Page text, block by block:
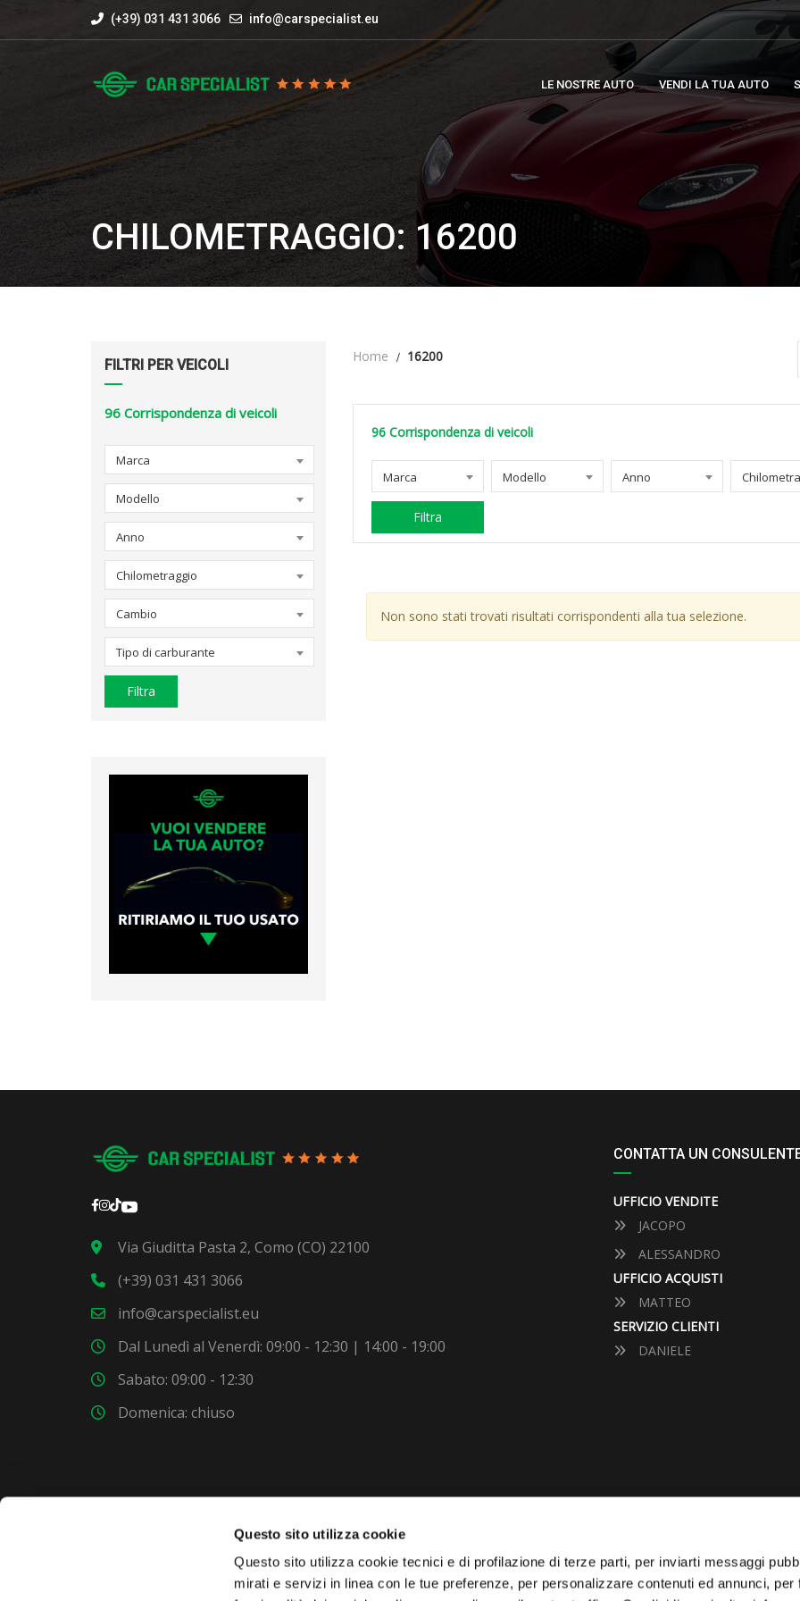
Questo sito utilizza cookie
Questo sito utilizza cookie tecnici e di profilazione di terze parti, per inviarti messaggi
mirati e servizi in linea con le tue preferenze, per personalizzare contenuti ed annunci, per
(+39) 031 431 3066 info@carspecialist.eu
LE NOSTRE AUTO VENDI LA TUA AUTO
CHILOMETRAGGIO: 16200
FILTRI PER VEICOLI
96 Corrispondenza di veicoli
Marca
Modello
Anno
Chilometraggio
Cambio
Tipo di carburante
Filtra
Home 16200
96 Corrispondenza di veicoli
Marca Modello Anno
Filtra
Non sono stati trovati risultati corrispondenti alla tua selezione.
Via Giuditta Pasta 2, Como (CO) 22100
(+39) 031 431 3066
info@carspecialist.eu
Dal Lunedì al Venerdì: 09:00 - 12:30 | 14:00 - 19:00
Sabato: 09:00 - 12:30
Domenica: chiuso
CONTATTA UN
UFFICIO VENDITE
JACOPO
ALESSANDRO
UFFICIO ACQUISTI
MATTEO
SERVIZIO CLIENTI
DANIELE
Vai Al Garage